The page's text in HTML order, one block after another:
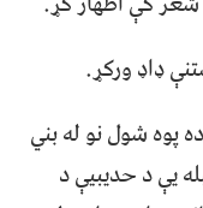
ډاډ ورکړ.
پوه شول نو له بني
يې د حديبيې د